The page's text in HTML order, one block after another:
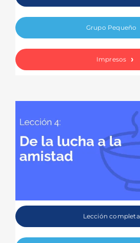
Grupo Pequeño
Impresos
Lección completa